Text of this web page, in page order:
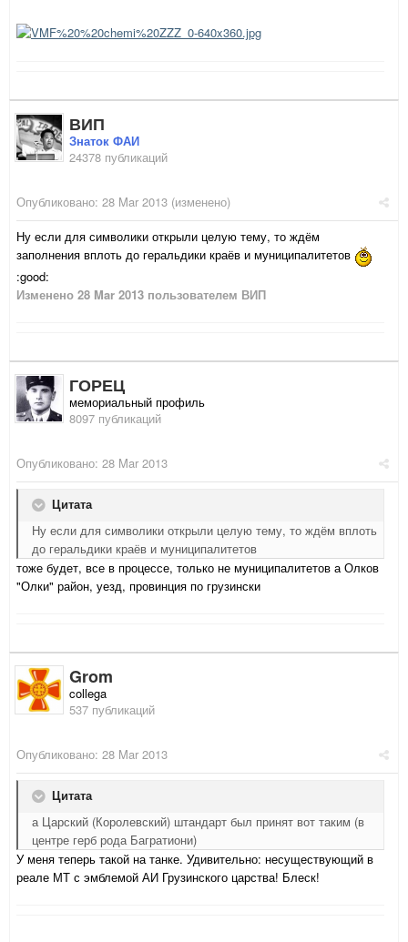
ВИП
Знаток ФАИ
24378 публикаций
Опубликовано: 28 Mar 2013 (изменено)
Ну если для символики открыли целую тему, то ждём
заполнения вплоть до геральдики краёв и муниципалитетов
:good:
Изменено 28 Mar 2013 пользователем ВИП
ГОРЕЦ
мемориальный профиль
8097 публикаций
Опубликовано: 28 Mar 2013
Цитата
Ну если для символики открыли целую тему, то ждём вплоть
до геральдики краёв и муниципалитетов
тоже будет, все в процессе, только не муниципалитетов а Олков
"Олки" район, уезд, провинция по грузински
Grom
collega
537 публикаций
Опубликовано: 28 Mar 2013
Цитата
а Царский (Королевский) штандарт был принят вот таким (в
центре герб рода Багратиони)
У меня теперь такой на танке. Удивительно: несуществующий в
реале МТ с эмблемой АИ Грузинского царства! Блеск!